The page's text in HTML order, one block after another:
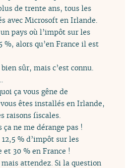
de trente ans, tous les
avec Microsoft en Irlande.
un pays où l’impôt sur les
%, alors qu’en France il est
sûr, mais c’est connu.
ça vous gêne de
êtes installés en Irlande,
raisons fiscales.
ça ne me dérange pas !
% d’impôt sur les
30 % en France !
attendez. Si la question